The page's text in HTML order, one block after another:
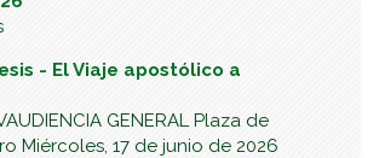
- El Viaje apostólico a
GENERAL Plaza de
Miércoles, 17 de junio de 2026